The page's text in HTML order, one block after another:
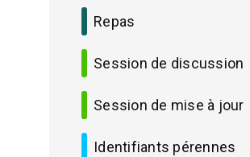
Repas
Session de discussion
Session de mise à jour
Identifiants pérennes